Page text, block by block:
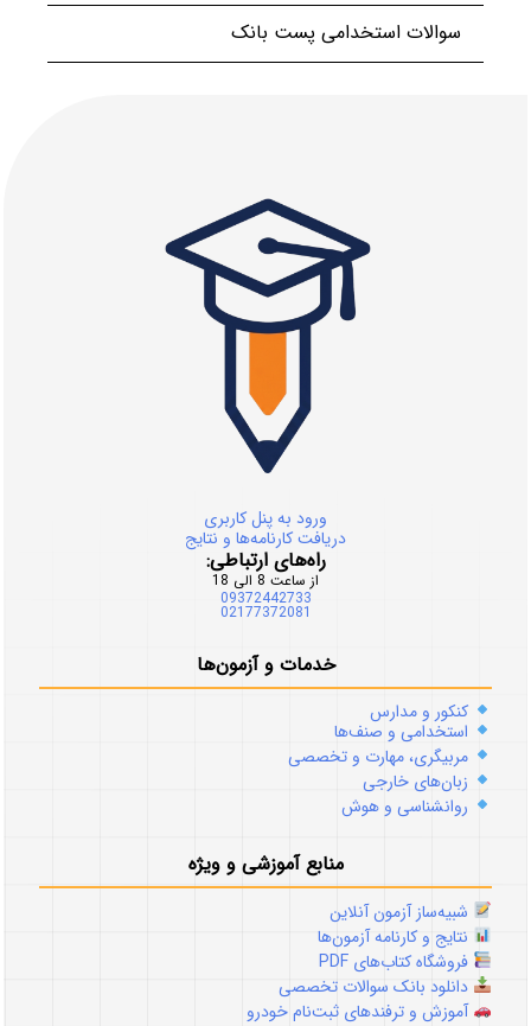
سوالات استخدامی پست بانک
ورود به پنل کاربری
دریافت کارنامه‌ها و نتایج
راه‌های ارتباطی:
از ساعت 8 الی 18
09372442733
02177372081
خدمات و آزمون‌ها
کنکور و مدارس
استخدامی و صنف‌ها
مربیگری، مهارت و تخصصی
زبان‌های خارجی
روانشناسی و هوش
منابع آموزشی و ویژه
شبیه‌ساز آزمون آنلاین
نتایج و کارنامه آزمون‌ها
فروشگاه کتاب‌های PDF
دانلود بانک سوالات تخصصی
آموزش و ترفندهای ثبت‌نام خودرو